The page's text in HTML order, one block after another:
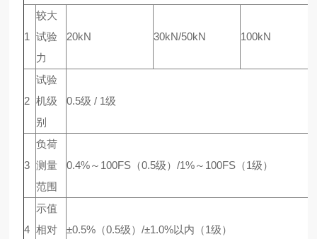
1
较大
试验
力
20kN 30kN/50kN 100kN
2
试验
机级
别
0.5级 / 1级
3
负荷
测量
范围
0.4%～100FS（0.5级）/1%～100FS（1级）
4
示值
相对
±0.5%（0.5级）/±1.0%以内（1级）